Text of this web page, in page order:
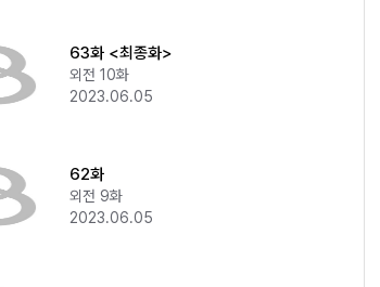
63화 <최종화>
외전 10화
2023.06.05
62화
외전 9화
2023.06.05